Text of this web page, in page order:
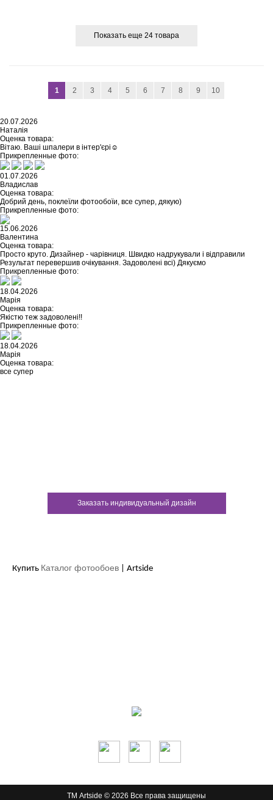
Показать еще 24 товара
1 2 3 4 5 6 7 8 9 10
20.07.2026
Наталія
Оценка товара:
Вітаю. Ваші шпалери в інтер'єрі☺️
Прикрепленные фото:
01.07.2026
Владислав
Оценка товара:
Добрий день, поклеїли фотообоїи, все супер, дякую)
Прикрепленные фото:
15.06.2026
Валентина
Оценка товара:
Просто круто. Дизайнер - чарівниця. Швидко надрукували і відправили
Результат перевершив очікування. Задоволені всі) Дякуємо
Прикрепленные фото:
18.04.2026
Марія
Оценка товара:
Якістю теж задоволені!!
Прикрепленные фото:
18.04.2026
Марія
Оценка товара:
все супер
Заказать индивидуальный дизайн
Купить Каталог фотообоев | Artside
ТМ Artside © 2026 Все права защищены